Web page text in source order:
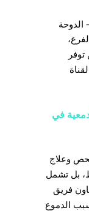
الدوحة
في
وعلاج
بل تشمل
فريق
الدموع